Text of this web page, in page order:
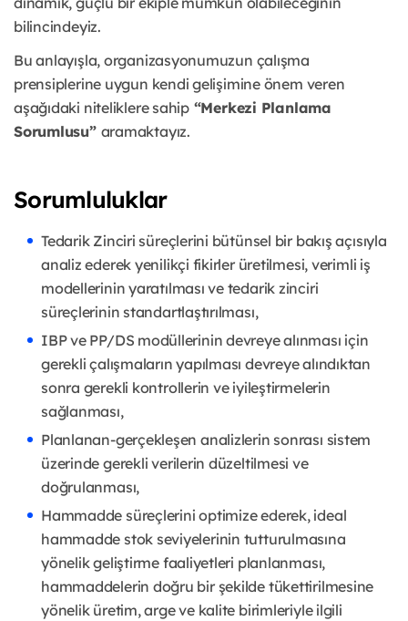
bilincindeyiz.
Bu anlayışla, organizasyonumuzun çalışma
prensiplerine uygun kendi gelişimine önem veren
aşağıdaki niteliklere sahip“Merkezi Planlama
Sorumlusu” aramaktayız.
Sorumluluklar
Tedarik Zinciri süreçlerini bütünsel bir bakış açısıyla
analiz ederek yenilikçi fikirler üretilmesi, verimli iş
modellerinin yaratılması ve tedarik zinciri
süreçlerinin standartlaştırılması,
IBP ve PP/DS modüllerinin devreye alınması için
gerekli çalışmaların yapılması devreye alındıktan
sonra gerekli kontrollerin ve iyileştirmelerin
sağlanması,
Planlanan-gerçekleşen analizlerin sonrası sistem
üzerinde gerekli verilerin düzeltilmesi ve
doğrulanması,
Hammadde süreçlerini optimize ederek, ideal
hammadde stok seviyelerinin tutturulmasına
yönelik geliştirme faaliyetleri planlanması,
hammaddelerin doğru bir şekilde tükettirilmesine
yönelik üretim, arge ve kalite birimleriyle ilgili